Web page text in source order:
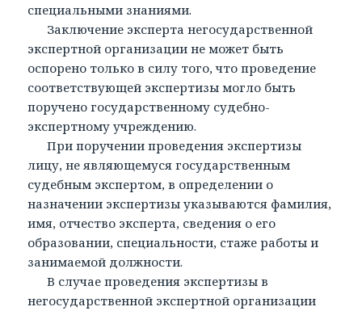
специальными знаниями.
Заключение эксперта негосударственной
экспертной организации не может быть
оспорено только в силу того, что проведение
соответствующей экспертизы могло быть
поручено государственному судебно-
экспертному учреждению.
При поручении проведения экспертизы
лицу, не являющемуся государственным
судебным экспертом, в определении о
назначении экспертизы указываются фамилия,
имя, отчество эксперта, сведения о его
образовании, специальности, стаже работы и
занимаемой должности.
В случае проведения экспертизы в
негосударственной экспертной организации